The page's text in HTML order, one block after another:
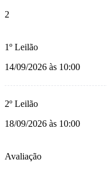
2
1º Leilão
14/09/2026 às 10:00
2º Leilão
18/09/2026 às 10:00
Avaliação